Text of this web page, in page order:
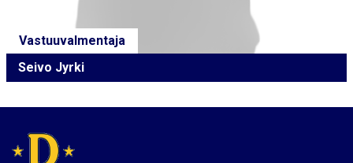
Vastuuvalmentaja
Seivo Jyrki